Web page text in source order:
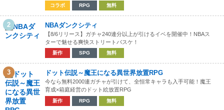
コラボ RPG 無料
2 NBAダンクシティ
【8/6リリース】ガチャ240連分以上が引けるイベを開催中！NBAス
ターで魅せる爽快ストリートバスケ！
新作 SPG 無料
3 ドット伝説～魔王になる異世界放置RPG
今なら無料2000連ガチャが引けて、全恒常キャラも入手可能！魔王
育成×箱庭経営のドット絵放置RPG
新作 RPG 無料